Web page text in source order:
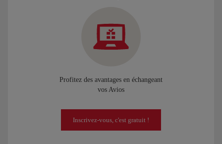
Profitez des avantages en échangeant
vos Avios
Inscrivez-vous, c'est gratuit !